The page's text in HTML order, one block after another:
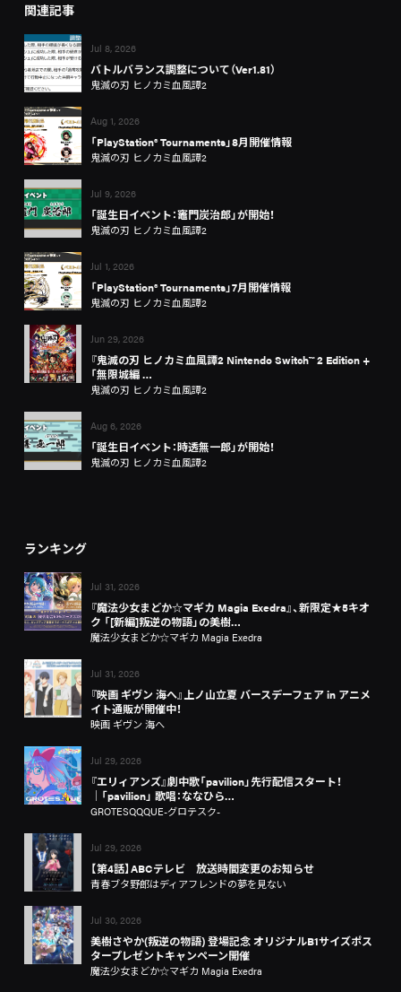
関連記事
Jul 8, 2026
バトルバランス調整について（Ver1.81）
鬼滅の刃 ヒノカミ血風譚2
Aug 1, 2026
「PlayStation® Tournaments」8月開催情報
鬼滅の刃 ヒノカミ血風譚2
Jul 9, 2026
「誕生日イベント：竈門炭治郎」が開始！
鬼滅の刃 ヒノカミ血風譚2
Jul 1, 2026
「PlayStation® Tournaments」7月開催情報
鬼滅の刃 ヒノカミ血風譚2
Jun 29, 2026
『鬼滅の刃 ヒノカミ血風譚2 Nintendo Switch™ 2 Edition +
「無限城編 …
鬼滅の刃 ヒノカミ血風譚2
Aug 6, 2026
「誕生日イベント：時透無一郎」が開始！
鬼滅の刃 ヒノカミ血風譚2
ランキング
Jul 31, 2026
『魔法少女まどか☆マギカ Magia Exedra』、新限定★5キオ
ク 「[新編]叛逆の物語」の美樹…
魔法少女まどか☆マギカ Magia Exedra
Jul 31, 2026
『映画 ギヴン 海へ』上ノ山立夏 バースデーフェア in アニメ
イト通販が開催中！
映画 ギヴン 海へ
Jul 29, 2026
『エリィアンズ』劇中歌「pavilion」先行配信スタート！
│「pavilion」 歌唱：ななひら…
GROTESQQQUE-グロテスク-
Jul 29, 2026
【第4話】ABCテレビ 放送時間変更のお知らせ
青春ブタ野郎はディアフレンドの夢を見ない
Jul 30, 2026
美樹さやか(叛逆の物語) 登場記念 オリジナルB1サイズポス
タープレゼントキャンペーン開催
魔法少女まどか☆マギカ Magia Exedra